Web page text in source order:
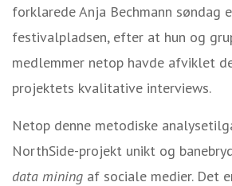
forklarede Anja Bechmann søndag
festivalpladsen, efter at hun og
medlemmer netop havde afviklet
projektets kvalitative interviews.
Netop denne metodiske
NorthSide-projekt unikt og
data mining af sociale medier. Det